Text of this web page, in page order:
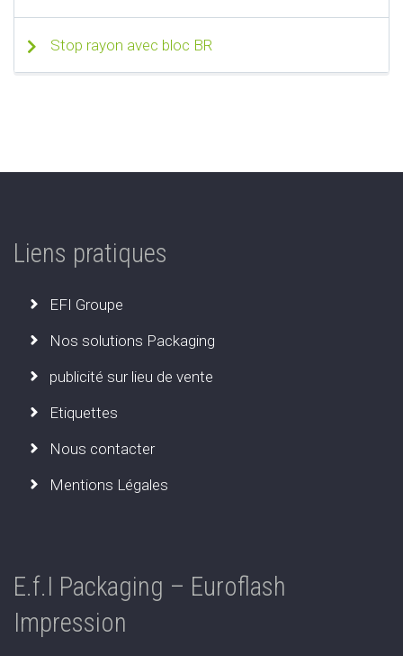
Stop rayon avec bloc BR
Liens pratiques
EFI Groupe
Nos solutions Packaging
publicité sur lieu de vente
Etiquettes
Nous contacter
Mentions Légales
E.f.I Packaging – Euroflash
Impression